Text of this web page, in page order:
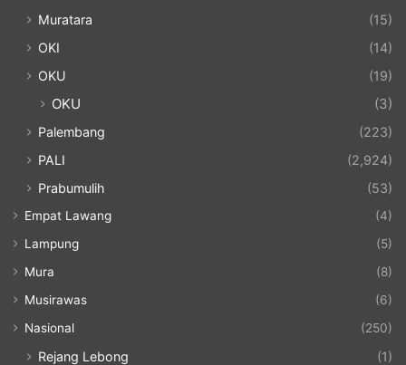
Muratara
(15)
OKI
(14)
OKU
(19)
OKU (3)
Palembang
(223)
PALI
(2,924)
Prabumulih
(53)
Empat Lawang
(4)
Lampung
(5)
Mura
(8)
Musirawas
(6)
Nasional
(250)
Rejang Lebong (1)